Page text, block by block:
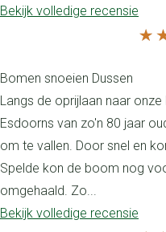
Bekijk volledige recensie
Bomen snoeien Dussen
Langs de oprijlaan naar
Esdoorns van zo'n 80 jaar
om te vallen. Door snel en
Spelde kon de boom nog
omgehaald. Zo...
Bekijk volledige recensie